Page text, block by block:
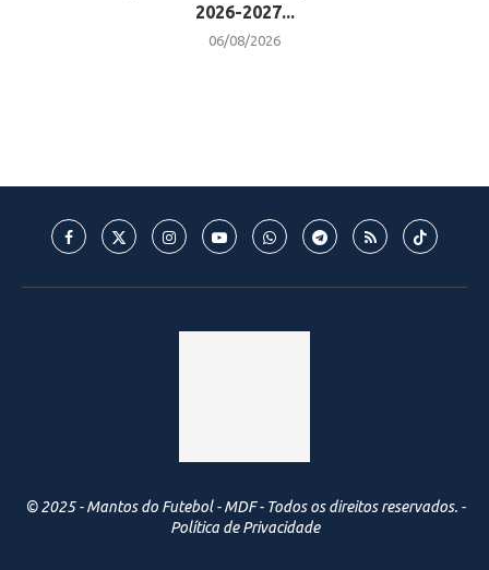
2026-2027...
06/08/2026
© 2025 - Mantos do Futebol - MDF - Todos os direitos reservados. -
Política de Privacidade